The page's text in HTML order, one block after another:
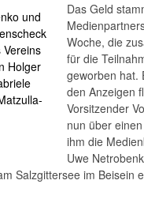
und
Holger
Das Geld
Woche, die
für die
geworben hat.
den Anzeigen
Vorsitzender
nun über
ihm die
Uwe
Salzgittersee im Beisein